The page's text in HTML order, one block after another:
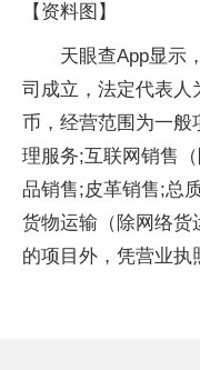
【资料图】
天眼查App显示
司成立，法定代表人
币，经营范围为一般
理服务;互联网销售
品销售;皮革销售;总
货物运输（除网络货
的项目外，凭营业执